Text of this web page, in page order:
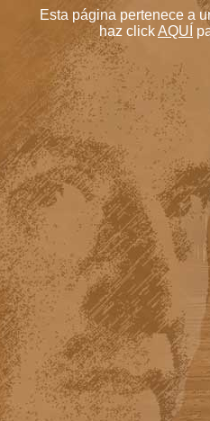
Esta página pertenece a
haz clickAQUÍ